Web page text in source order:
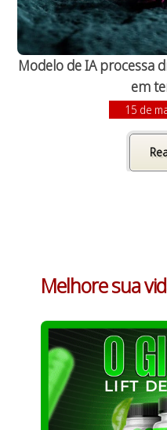
Modelo de IA processa
em
15 de
Melhore sua